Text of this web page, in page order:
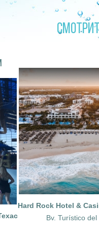
Hard Rock Hotel &
Bv. Turístico